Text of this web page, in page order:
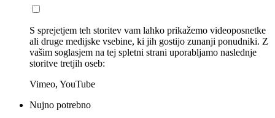
S sprejetjem teh storitev vam lahko prikažemo videoposnetke
ali druge medijske vsebine, ki jih gostijo zunanji ponudniki. Z
vašim soglasjem na tej spletni strani uporabljamo naslednje
storitve tretjih oseb:
Vimeo, YouTube
Nujno potrebno